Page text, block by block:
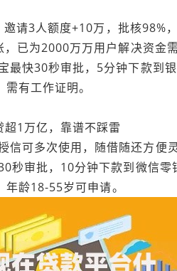
请3人额度+10万，批核98%
已为2000万万用户解决资金
快30秒审批，5分钟下款到
有工作证明。
1万亿，靠谱不踩雷
可多次使用，随借随还方便灵
秒审批，10分钟下款到微信零
龄18-55岁可申请。